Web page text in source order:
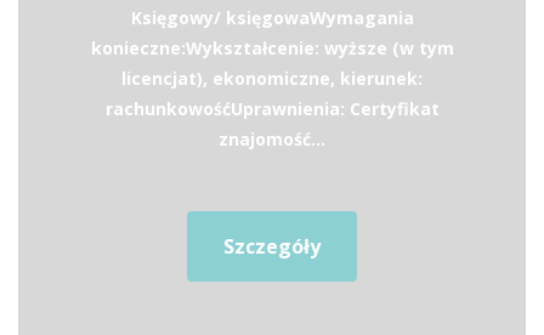
Księgowy/ księgowaWymagania
konieczne:Wykształcenie: wyższe (w tym
licencjat), ekonomiczne, kierunek:
rachunkowośćUprawnienia: Certyfikat
znajomość...
Szczegóły